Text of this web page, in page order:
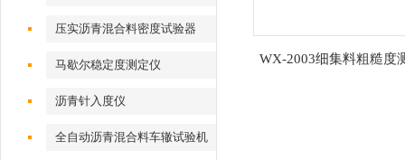
压实沥青混合料密度试验器
马歇尔稳定度测定仪
沥青针入度仪
全自动沥青混合料车辙试验机
WX-2003细集料粗糙度